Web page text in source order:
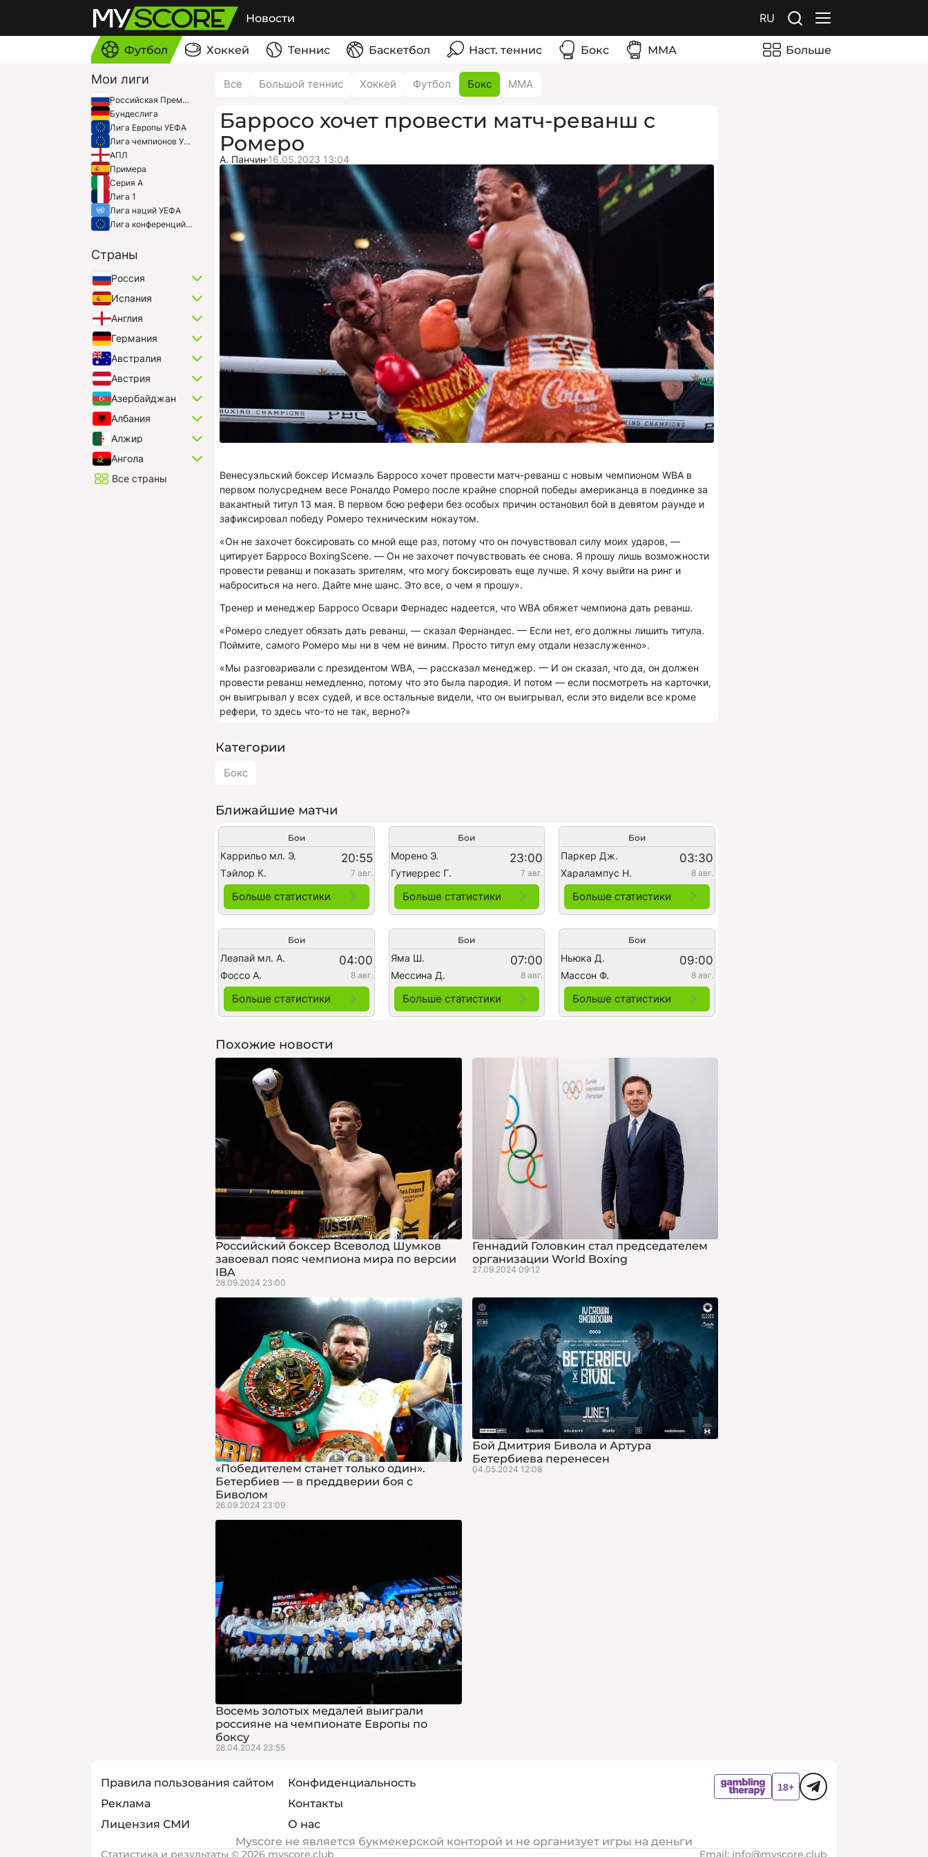
Новости RU
Футбол Хоккей Теннис Баскетбол Наст. теннис Бокс ММА Больше
Мои лиги
Российская Премьер-Лига
Бундеслига
Лига Европы УЕФА
Лига чемпионов УЕФА
АПЛ
Примера
Серия A
Лига 1
Лига наций УЕФА
Лига конференций УЕФА
Страны
Россия
Испания
Англия
Германия
Австралия
Австрия
Азербайджан
Албания
Алжир
Ангола
Все страны
Все Большой теннис Хоккей Футбол Бокс ММА
Барросо хочет провести матч-реванш с
Ромеро
А. Панчин 16.05.2023 13:04
Венесуэльский боксер Исмаэль Барросо хочет провести матч-реванш с новым чемпионом WBA в
первом полусреднем весе Роналдо Ромеро после крайне спорной победы американца в поединке за
вакантный титул 13 мая. В первом бою рефери без особых причин остановил бой в девятом раунде и
зафиксировал победу Ромеро техническим нокаутом.
«Он не захочет боксировать со мной еще раз, потому что он почувствовал силу моих ударов, —
цитирует Барросо BoxingScene. — Он не захочет почувствовать ее снова. Я прошу лишь возможности
провести реванш и показать зрителям, что могу боксировать еще лучше. Я хочу выйти на ринг и
наброситься на него. Дайте мне шанс. Это все, о чем я прошу».
Тренер и менеджер Барросо Освари Фернадес надеется, что WBA обяжет чемпиона дать реванш.
«Ромеро следует обязать дать реванш, — сказал Фернандес. — Если нет, его должны лишить титула.
Поймите, самого Ромеро мы ни в чем не виним. Просто титул ему отдали незаслуженно».
«Мы разговаривали с президентом WBA, — рассказал менеджер. — И он сказал, что да, он должен
провести реванш немедленно, потому что это была пародия. И потом — если посмотреть на карточки,
он выигрывал у всех судей, и все остальные видели, что он выигрывал, если это видели все кроме
рефери, то здесь что-то не так, верно?»
Категории
Бокс
Ближайшие матчи
Бои
Каррильо мл. Э. 20:55
Тэйлор К. 7 авг.
Больше статистики
Бои
Морено Э. 23:00
Гутиеррес Г. 7 авг.
Больше статистики
Бои
Паркер Дж. 03:30
Харалампус Н. 8 авг.
Больше статистики
Бои
Леапай мл. А. 04:00
Фоссо А. 8 авг.
Больше статистики
Бои
Яма Ш. 07:00
Мессина Д. 8 авг.
Больше статистики
Бои
Ньюка Д. 09:00
Массон Ф. 8 авг.
Больше статистики
Похожие новости
Российский боксер Всеволод Шумков
завоевал пояс чемпиона мира по версии
IBA
28.09.2024 23:00
Геннадий Головкин стал председателем
организации World Boxing
27.09.2024 09:12
«Победителем станет только один».
Бетербиев — в преддверии боя с
Биволом
26.09.2024 23:09
Бой Дмитрия Бивола и Артура
Бетербиева перенесен
04.05.2024 12:08
Восемь золотых медалей выиграли
россияне на чемпионате Европы по
боксу
28.04.2024 23:55
Правила пользования сайтом
Конфиденциальность
Реклама
Контакты
Лицензия СМИ
О нас
Myscore не является букмекерской конторой и не организует игры на деньги
Статистика и результаты © 2026 myscore.club Email: info@myscore.club